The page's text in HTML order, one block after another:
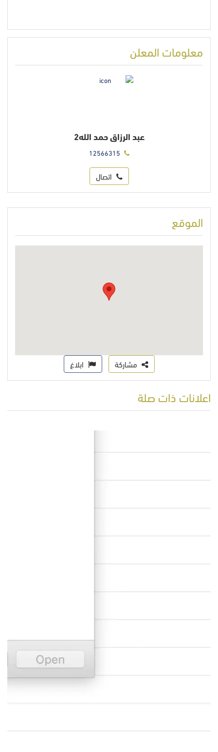
معلومات المعلن
عبد الرزاق حمد الله2
اتصال
الموقع
مشاركة ابلاغ
اعلانات ذات صلة